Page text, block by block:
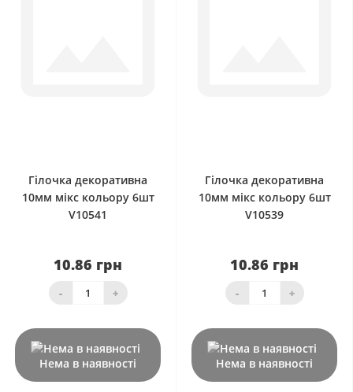
Гілочка декоративна
10мм мікс кольору 6шт
V10541
10.86 грн
- +
Нема в наявності
Гілочка декоративна
10мм мікс кольору 6шт
V10539
10.86 грн
- +
Нема в наявності